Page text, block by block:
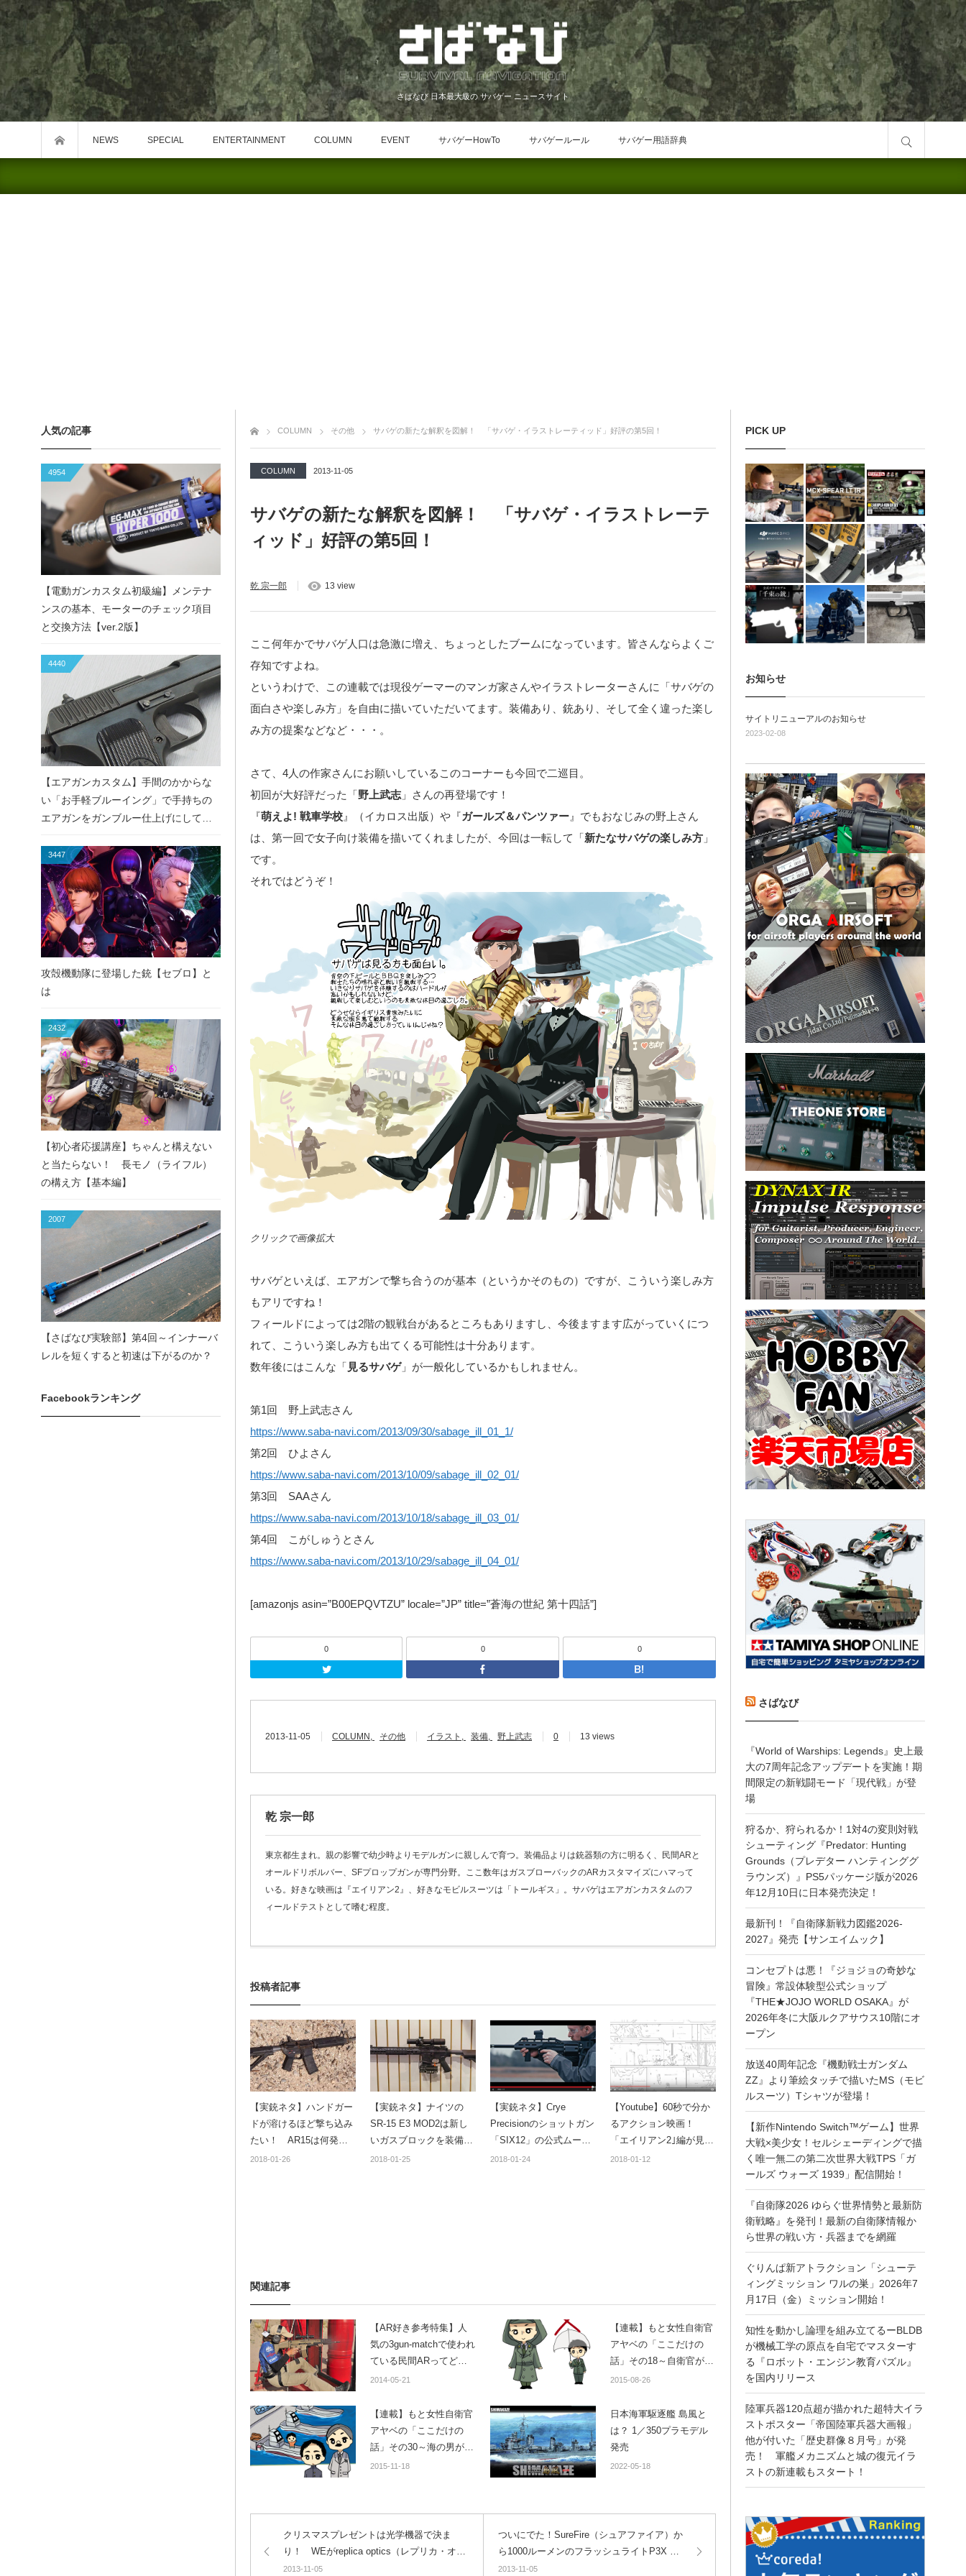
さばなび 日本最大級の サバゲー ニュースサイト
NEWS SPECIAL ENTERTAINMENT COLUMN EVENT サバゲーHowTo サバゲールール サバゲー用語辞典
COLUMN その他 サバゲの新たな解釈を図解！ 「サバゲ・イラストレーティッド」好評の第5回！
COLUMN 2013-11-05
サバゲの新たな解釈を図解！ 「サバゲ・イラストレーテ
ィッド」好評の第5回！
乾 宗一郎 13 view
ここ何年かでサバゲ人口は急激に増え、ちょっとしたブームになっています。皆さんならよくご
存知ですよね。
というわけで、この連載では現役ゲーマーのマンガ家さんやイラストレーターさんに「サバゲの
面白さや楽しみ方」を自由に描いていただいてます。装備あり、銃あり、そして全く違った楽し
み方の提案などなど・・・。
さて、4人の作家さんにお願いしているこのコーナーも今回で二巡目。
初回が大好評だった「野上武志 」さんの再登場です！
『萌えよ! 戦車学校 』（イカロス出版）や『ガールズ＆パンツァー 』でもおなじみの野上さん
は、第一回で女子向け装備を描いてくれましたが、今回は一転して「新たなサバゲの楽しみ方 」
です。
それではどうぞ！
クリックで画像拡大
サバゲといえば、エアガンで撃ち合うのが基本（というかそのもの）ですが、こういう楽しみ方
もアリですね！
フィールドによっては2階の観戦台があるところもありますし、今後ますます広がっていくにつ
れて、こういう楽しみ方も出てくる可能性は十分あります。
数年後にはこんな「 見るサバゲ」が一般化しているかもしれません。
第1回 野上武志さん
https://www.saba-navi.com/2013/09/30/sabage_ill_01_1/
第2回 ひよさん
https://www.saba-navi.com/2013/10/09/sabage_ill_02_01/
第3回 SAAさん
https://www.saba-navi.com/2013/10/18/sabage_ill_03_01/
第4回 こがしゅうとさん
https://www.saba-navi.com/2013/10/29/sabage_ill_04_01/
[amazonjs asin=”B00EPQVTZU” locale=”JP” title=”蒼海の世紀 第十四話”]
0
Twitter
0
Facebook
0
はてなブックマーク
2013-11-05 COLUMN その他 イラスト 装備 野上武志 0 13 views
乾 宗一郎
東京都生まれ。親の影響で幼少時よりモデルガンに親しんで育つ。装備品よりは銃器類の方に明るく、民間ARと
オールドリボルバー、SFプロップガンが専門分野。ここ数年はガスブローバックのARカスタマイズにハマって
いる。好きな映画は『エイリアン2』、好きなモビルスーツは「トールギス」。サバゲはエアガンカスタムのフ
ィールドテストとして嗜む程度。
投稿者記事
【実銃ネタ】ハンドガー
ドが溶けるほど撃ち込み
たい！ AR15は何発で
燃えるのか？
2018-01-26
【実銃ネタ】ナイツの
SR-15 E3 MOD2は新し
いガスブロックを装備し
ていた！【マニア向け】
2018-01-25
【実銃ネタ】Crye
Precisionのショットガン
「SIX12」の公式ムービ
ーがシュールすぎてネタ
2018-01-24
【Youtube】60秒で分か
るアクション映画！
「エイリアン2｣編が見事
にまとまっている件。
2018-01-12
関連記事
【AR好き参考特集】人
気の3gun-matchで使われ
ている民間ARってどん
なスタイルなの？
2014-05-21
【連載】もと女性自衛官
アヤベの「ここだけの
話」その18～自衛官が持
ってはいけないもの
2015-08-26
【連載】もと女性自衛官
アヤベの「ここだけの
話」その30～海の男が陸
上自衛隊へ！
2015-11-18
日本海軍駆逐艦 島風と
は？ 1／350プラモデル
発売
2022-05-18
クリスマスプレゼントは光学機器で決ま
り！ WEがreplica optics（レプリカ・オプ
ティクス）11月中に全容を発表
2013-11-05
ついにでた！SureFire（シュアファイア）か
ら1000ルーメンのフラッシュライトP3X Fu
ryリリース！
2013-11-05
人気の記事
4954
【電動ガンカスタム初級編】メンテナ
ンスの基本、モーターのチェック項目
と交換方法【ver.2版】
4440
【エアガンカスタム】手間のかからな
い「お手軽ブルーイング」で手持ちの
エアガンをガンブルー仕上げにしてみ
3447
攻殻機動隊に登場した銃【セブロ】と
は
2432
【初心者応援講座】ちゃんと構えない
と当たらない！ 長モノ（ライフル）
の構え方【基本編】
2007
【さばなび実験部】第4回～インナーバ
レルを短くすると初速は下がるのか？
Facebookランキング
PICK UP
お知らせ
サイトリニューアルのお知らせ
2023-02-08
さばなび
『World of Warships: Legends』史上最
大の7周年記念アップデートを実施！期
間限定の新戦闘モード「現代戦」が登
場
狩るか、狩られるか！1対4の変則対戦
シューティング『Predator: Hunting
Grounds（プレデター ハンティンググ
ラウンズ）』PS5パッケージ版が2026
年12月10日に日本発売決定！
最新刊！『自衛隊新戦力図鑑2026-
2027』発売【サンエイムック】
コンセプトは悪！『ジョジョの奇妙な
冒険』常設体験型公式ショップ
『THE★JOJO WORLD OSAKA』が
2026年冬に大阪ルクアサウス10階にオ
ープン
放送40周年記念『機動戦士ガンダム
ZZ』より筆絵タッチで描いたMS（モビ
ルスーツ）Tシャツが登場！
【新作Nintendo Switch™ゲーム】世界
大戦×美少女！セルシェーディングで描
く唯一無二の第二次世界大戦TPS「ガ
ールズ ウォーズ 1939」配信開始！
『自衛隊2026 ゆらぐ世界情勢と最新防
衛戦略』を発刊！最新の自衛隊情報か
ら世界の戦い方・兵器までを網羅
ぐりんぱ新アトラクション「シューテ
ィングミッション ワルの巣」2026年7
月17日（金）ミッション開始！
知性を動かし論理を組み立てるーBLDB
が機械工学の原点を自宅でマスターす
る『ロボット・エンジン教育パズル』
を国内リリース
陸軍兵器120点超が描かれた超特大イラ
ストポスター「帝国陸軍兵器大画報」
他が付いた「歴史群像８月号」が発
売！ 軍艦メカニズムと城の復元イラ
ストの新連載もスタート！